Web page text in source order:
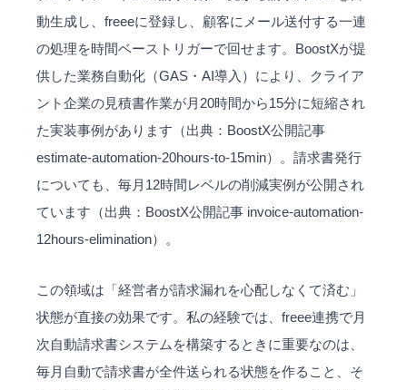
動生成し、freeeに登録し、顧客にメール送付する一連
の処理を時間ベーストリガーで回せます。BoostXが提
供した業務自動化（GAS・AI導入）により、クライア
ント企業の見積書作業が月20時間から15分に短縮され
た実装事例があります（出典：BoostX公開記事
estimate-automation-20hours-to-15min）。請求書発行
についても、毎月12時間レベルの削減実例が公開され
ています（出典：BoostX公開記事 invoice-automation-
12hours-elimination）。
この領域は「経営者が請求漏れを心配しなくて済む」
状態が直接の効果です。私の経験では、freee連携で月
次自動請求書システムを構築するときに重要なのは、
毎月自動で請求書が全件送られる状態を作ること、そ